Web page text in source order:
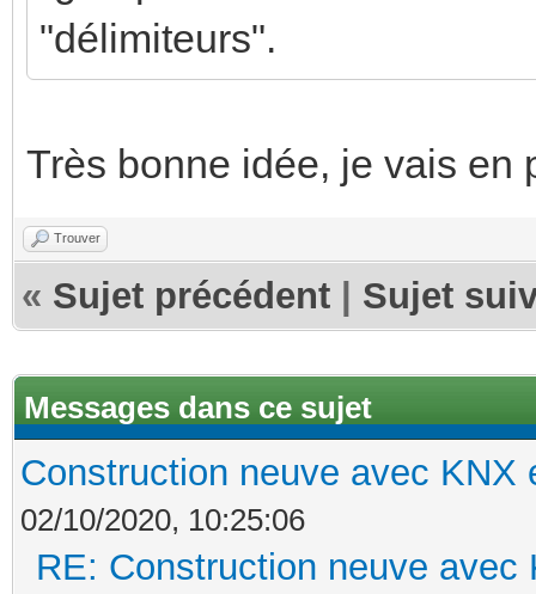
"délimiteurs".
Très bonne idée, je vais en
Trouver
« Sujet précédent Sujet
Messages dans ce sujet
Construction neuve avec KNX
02/10/2020, 10:25:06
RE: Construction neuve avec